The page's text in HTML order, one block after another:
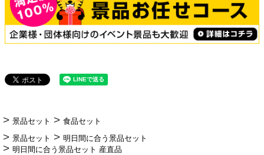
景品セット
食品セット
景品セット
明日間に合う景品セット
明日間に合う景品セット 産直品